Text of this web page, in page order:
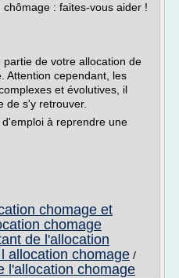
: faites-vous aider !
de votre allocation de
Attention cependant, les
et évolutives, il
de s'y retrouver.
à repren­dre une
chomage et
chomage
de l'allocation
allocation chomage /
l'allocation chomage